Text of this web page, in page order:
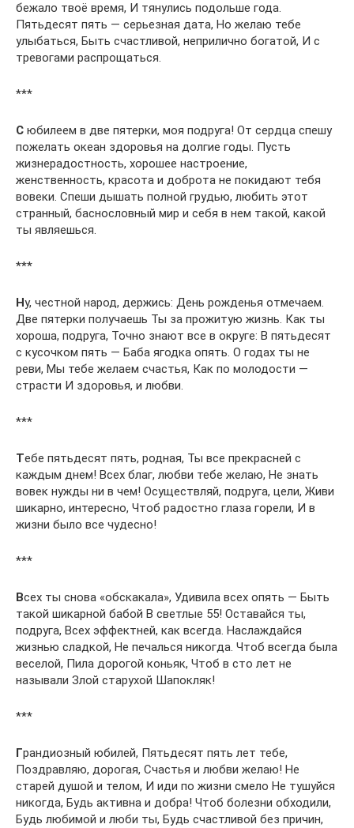
бежало твоё время, И тянулись подольше года.
Пятьдесят пять — серьезная дата, Но желаю тебе
улыбаться, Быть счастливой, неприлично богатой, И с
тревогами распрощаться.
***
С юбилеем в две пятерки, моя подруга! От сердца спешу
пожелать океан здоровья на долгие годы. Пусть
жизнерадостность, хорошее настроение,
женственность, красота и доброта не покидают тебя
вовеки. Спеши дышать полной грудью, любить этот
странный, баснословный мир и себя в нем такой, какой
ты являешься.
***
Ну, честной народ, держись: День рожденья отмечаем.
Две пятерки получаешь Ты за прожитую жизнь. Как ты
хороша, подруга, Точно знают все в округе: В пятьдесят
с кусочком пять — Баба ягодка опять. О годах ты не
реви, Мы тебе желаем счастья, Как по молодости —
страсти И здоровья, и любви.
***
Тебе пятьдесят пять, родная, Ты все прекрасней с
каждым днем! Всех благ, любви тебе желаю, Не знать
вовек нужды ни в чем! Осуществляй, подруга, цели, Живи
шикарно, интересно, Чтоб радостно глаза горели, И в
жизни было все чудесно!
***
Всех ты снова «обскакала», Удивила всех опять — Быть
такой шикарной бабой В светлые 55! Оставайся ты,
подруга, Всех эффектней, как всегда. Наслаждайся
жизнью сладкой, Не печалься никогда. Чтоб всегда была
веселой, Пила дорогой коньяк, Чтоб в сто лет не
называли Злой старухой Шапокляк!
***
Грандиозный юбилей, Пятьдесят пять лет тебе,
Поздравляю, дорогая, Счастья и любви желаю! Не
старей душой и телом, И иди по жизни смело Не тушуйся
никогда, Будь активна и добра! Чтоб болезни обходили,
Будь любимой и люби ты, Будь счастливой без причин,